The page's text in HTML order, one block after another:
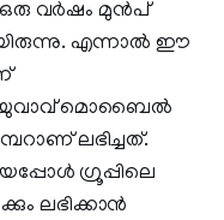
ഒരു വര്‍ഷം മുന്‍പ്
എന്നാല്‍ ഈ
യുവാവ് മൊബൈല്‍
ലഭിച്ചത്.
ഗ്രൂപ്പിലെ
ലഭിക്കാന്‍